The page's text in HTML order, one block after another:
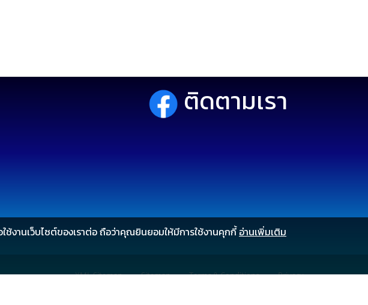
ติดตามเรา
XML Sitemap • Sitemap • Terms & Conditions • Privacy
ช้งานเว็บไซต์ของเราต่อ ถือว่าคุณยินยอมให้มีการใช้งานคุกกี้อ่านเพิ่มเติม